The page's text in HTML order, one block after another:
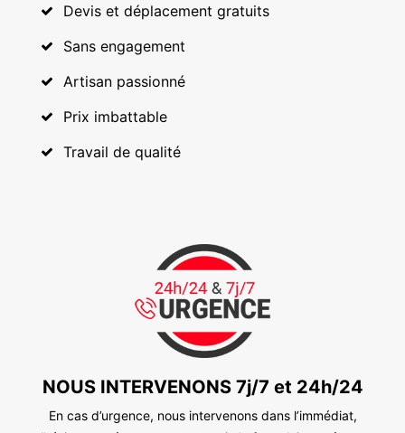
Devis et déplacement gratuits
Sans engagement
Artisan passionné
Prix imbattable
Travail de qualité
NOUS INTERVENONS 7j/7 et 24h/24
En cas d’urgence, nous intervenons dans l’immédiat,